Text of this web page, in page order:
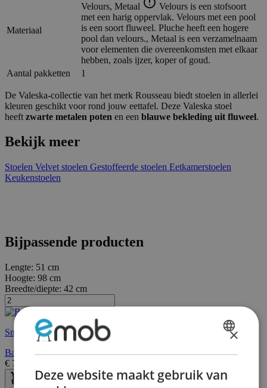
Materiaal
Velours, Metaal
Velours is een stofsoort
met een harig oppervlak. Velours met een pool
is een soort fluweel. Pluche heeft een hogere
pool dan velours., Metaal is een verzamelnaam
voor elementen die overeenkomsten met elkaar
hebben, zoals ijzer, koper of goud.
Aantal pakketten
1
De Valeska-collectie van het merk Rousseau biedt stoelen in allerlei
kleuren geschikt voor rond jouw eettafel. Deze Valeska stoel
heeft zwarte metalen poten en een blauwe bekleding uit fluweel.
Bekijk meer
Stoelen Velvet stoelen Gestoffeerde stoelen Eetkamerstoelen
Keukenstoelen
Bijpassende producten
Lengte: 51 cm
Hoogte: 98 cm
Breedte/diepte: 42 cm
Snelle levering
Barstoel Jani-groen velours
€ 71,95
×
Deze website maakt gebruik van